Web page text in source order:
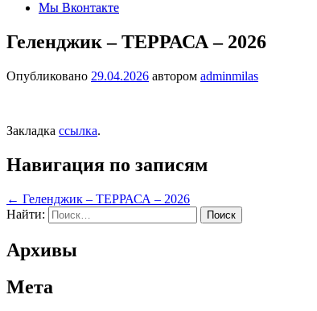
Мы Вконтакте
Геленджик – ТЕРРАСА – 2026
Опубликовано 29.04.2026 автором adminmilas
Закладка ссылка.
Навигация по записям
← Геленджик – ТЕРРАСА – 2026
Найти:
Архивы
Мета